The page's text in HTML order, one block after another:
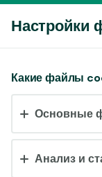
На этом веб-
файлов
Настройки
Какие файлы
Основные
Анализ и